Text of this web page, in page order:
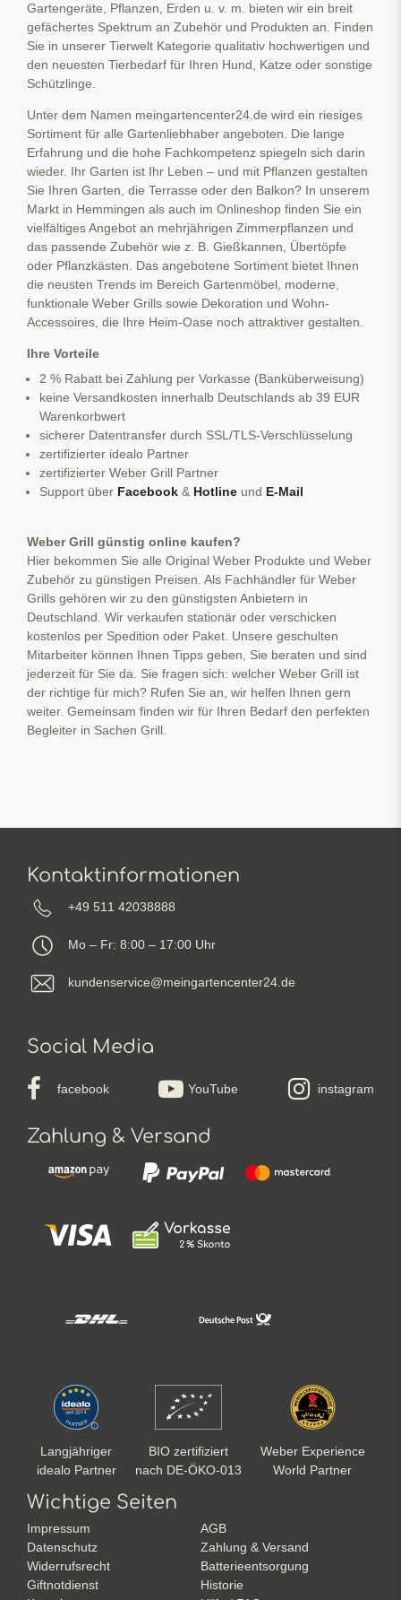
Gartengeräte, Pflanzen, Erden u. v. m. bieten wir ein breit
gefächertes Spektrum an Zubehör und Produkten an. Finden
Sie in unserer Tierwelt Kategorie qualitativ hochwertigen und
den neuesten Tierbedarf für Ihren Hund, Katze oder sonstige
Schützlinge.
Unter dem Namen meingartencenter24.de wird ein riesiges
Sortiment für alle Gartenliebhaber angeboten. Die lange
Erfahrung und die hohe Fachkompetenz spiegeln sich darin
wieder. Ihr Garten ist Ihr Leben – und mit Pflanzen gestalten
Sie Ihren Garten, die Terrasse oder den Balkon? In unserem
Markt in Hemmingen als auch im Onlineshop finden Sie ein
vielfältiges Angebot an mehrjährigen Zimmerpflanzen und
das passende Zubehör wie z. B. Gießkannen, Übertöpfe
oder Pflanzkästen. Das angebotene Sortiment bietet Ihnen
die neusten Trends im Bereich Gartenmöbel, moderne,
funktionale Weber Grills sowie Dekoration und Wohn-
Accessoires, die Ihre Heim-Oase noch attraktiver gestalten.
Ihre Vorteile
2 % Rabatt bei Zahlung per Vorkasse (Banküberweisung)
keine Versandkosten innerhalb Deutschlands ab 39 EUR
Warenkorbwert
sicherer Datentransfer durch SSL/TLS-Verschlüsselung
zertifizierter idealo Partner
zertifizierter Weber Grill Partner
Support über Facebook & Hotline und E-Mail
Weber Grill günstig online kaufen?
Hier bekommen Sie alle Original Weber Produkte und Weber
Zubehör zu günstigen Preisen. Als Fachhändler für Weber
Grills gehören wir zu den günstigsten Anbietern in
Deutschland. Wir verkaufen stationär oder verschicken
kostenlos per Spedition oder Paket. Unsere geschulten
Mitarbeiter können Ihnen Tipps geben, Sie beraten und sind
jederzeit für Sie da. Sie fragen sich: welcher Weber Grill ist
der richtige für mich? Rufen Sie an, wir helfen Ihnen gern
weiter. Gemeinsam finden wir für Ihren Bedarf den perfekten
Begleiter in Sachen Grill.
Kontaktinformationen
+49 511 42038888
Mo – Fr: 8:00 – 17:00 Uhr
kundenservice@meingartencenter24.de
Social Media
facebook YouTube instagram
Zahlung & Versand
Langjähriger
idealo Partner
BIO zertifiziert
nach DE-ÖKO-013
Weber Experience
World Partner
Wichtige Seiten
Impressum
AGB
Datenschutz
Zahlung & Versand
Widerrufsrecht
Batterieentsorgung
Giftnotdienst
Historie